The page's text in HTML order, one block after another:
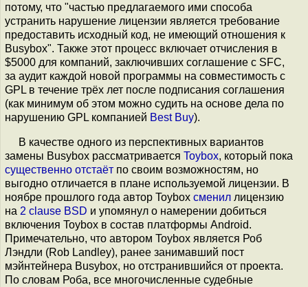
потому, что "частью предлагаемого ими способа
устранить нарушение лицензии является требование
предоставить исходный код, не имеющий отношения к
Busybox". Также этот процесс включает отчисления в
$5000 для компаний, заключивших соглашение с SFC,
за аудит каждой новой программы на совместимость с
GPL в течение трёх лет после подписания соглашения
(как минимум об этом можно судить на основе дела по
нарушению GPL компанией Best Buy).
В качестве одного из перспективных вариантов
замены Busybox рассматривается Toybox, который пока
существенно отстаёт по своим возможностям, но
выгодно отличается в плане используемой лицензии. В
ноябре прошлого года автор Toybox сменил лицензию
на 2 clause BSD и упомянул о намерении добиться
включения Toybox в состав платформы Android.
Примечательно, что автором Toybox является Роб
Лэндли (Rob Landley), ранее занимавший пост
мэйнтейнера Busybox, но отстранившийся от проекта.
По словам Роба, все многочисленные судебные